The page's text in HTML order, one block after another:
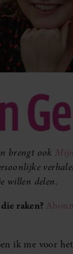
brengt ook
willen delen.
raken?
ik me voor